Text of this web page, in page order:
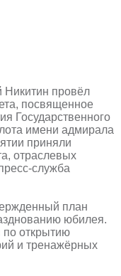
Никитин провёл
посвященное
Государственного
имени адмирала
приняли
отраслевых
служба
план
юбилея.
открытию
и тренажёрных